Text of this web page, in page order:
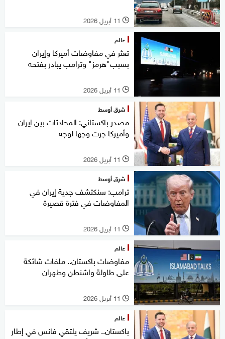
l 11 أبريل 2026
عالم
تعثر في مفاوضات أميركا وإيران
بسبب"هرمز" وترامب يبادر بفتحه
l 11 أبريل 2026
شرق أوسط
مصدر باكستاني: المحادثات بين إيران
وأميركا جرت وجها لوجه
l 11 أبريل 2026
شرق أوسط
ترامب: سنكتشف جدية إيران في
المفاوضات في فترة قصيرة
l 11 أبريل 2026
عالم
مفاوضات باكستان.. ملفات شائكة
على طاولة واشنطن وطهران
l 11 أبريل 2026
عالم
باكستان.. شريف يلتقي فانس في إطار